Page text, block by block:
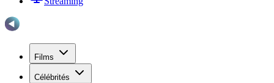
Films
Célébrités